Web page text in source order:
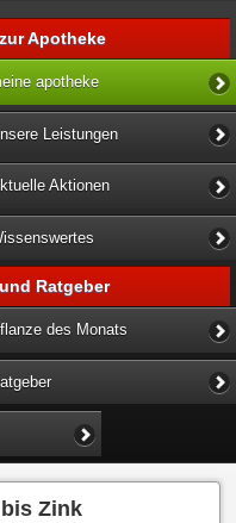
Apotheke
apotheke
Leistungen
Aktionen
Ratgeber
des Monats
Zink